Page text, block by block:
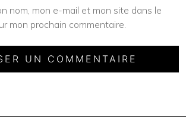
nom, mon e-mail et mon site dans le
mon prochain commentaire.